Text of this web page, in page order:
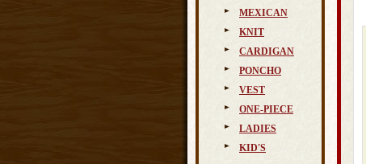
MEXICAN
KNIT
CARDIGAN
PONCHO
VEST
ONE-PIECE
LADIES
KID'S